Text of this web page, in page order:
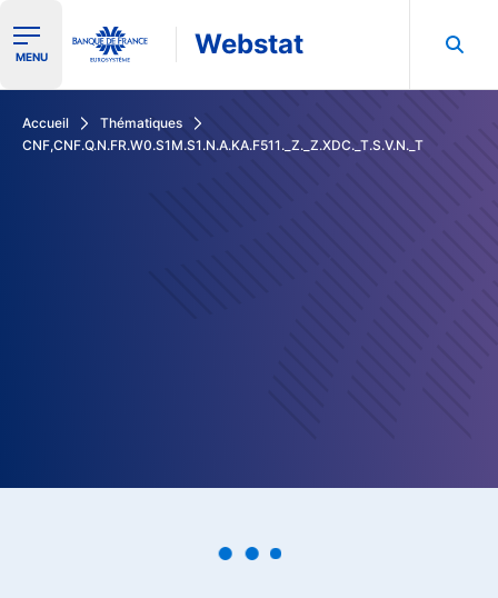
Ouvrir le menu de navigation
MENU Webstat
Accueil
Thématiques
CNF,CNF.Q.N.FR.W0.S1M.S1.N.A.KA.F511._Z._Z.XDC._T.S.V.N._T